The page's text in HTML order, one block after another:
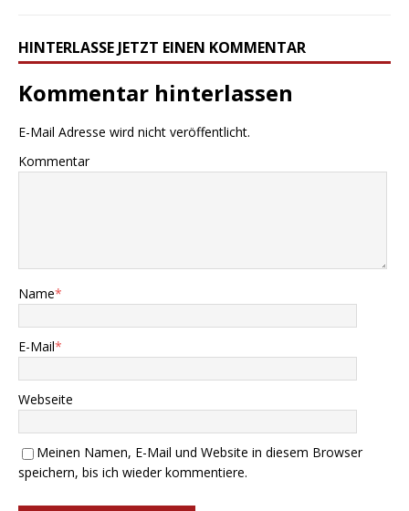
HINTERLASSE JETZT EINEN KOMMENTAR
Kommentar hinterlassen
E-Mail Adresse wird nicht veröffentlicht.
Kommentar
Name*
E-Mail*
Webseite
Meinen Namen, E-Mail und Website in diesem Browser
speichern, bis ich wieder kommentiere.